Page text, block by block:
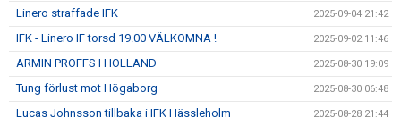
Linero straffade IFK 2025-09-04 21:42
IFK - Linero IF torsd 19.00 VÄLKOMNA ! 2025-09-02 11:46
ARMIN PROFFS I HOLLAND 2025-08-30 19:09
Tung förlust mot Högaborg 2025-08-30 06:48
Lucas Johnsson tillbaka i IFK Hässleholm 2025-08-28 21:44